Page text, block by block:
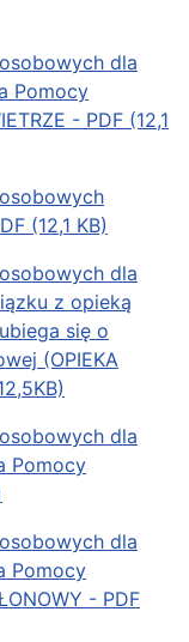
dla
Pomocy
- PDF (12,1
(12,1 KB)
dla
z opieką
się o
(OPIEKA
dla
Pomocy
dla
Pomocy
- PDF